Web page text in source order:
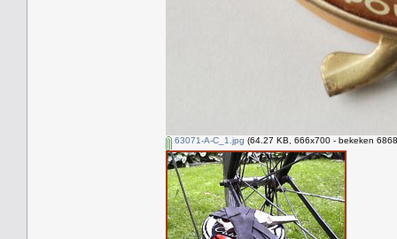
63071-A-C_1.jpg (64.27 KB, 666x700 - bekeken